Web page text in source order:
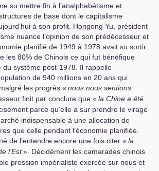
su mettre fin à l’analphabétisme et
de base dont le capitalisme
à son profit. Hongong Yu, président
nuance l’opinion de son prédécesseur et
planifié de 1949 à 1978 avait su sortir
les 80% de Chinois ce qui fut bénéfique
du système post-1978. Il rappelle
de 940 millions en 20 ans qui
les progrès « nous nous sentions
finit par conclure que « la Chine a été
parce qu’elle a sur prendre le virage
indispensable à une allocation de
que celle pendant l’économie planifiée.
de l’entendre encore une fois citer « la
l’Est». Décidément les camarades chinois
pression impérialiste exercée sur nous et